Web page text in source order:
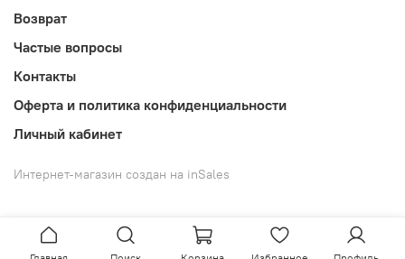
Возврат
Частые вопросы
Контакты
Оферта и политика конфиденциальности
Личный кабинет
Интернет-магазин создан на inSales